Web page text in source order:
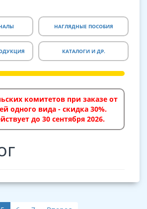
НАГЛЯДНЫЕ ПОСОБИЯ
КАТАЛОГИ И ДР.
комитетов при заказе от
одного вида - скидка 30%.
до 30 сентября 2026.